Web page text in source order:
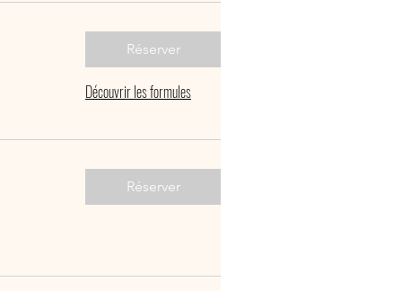
Réserver
Découvrir les formules
Réserver